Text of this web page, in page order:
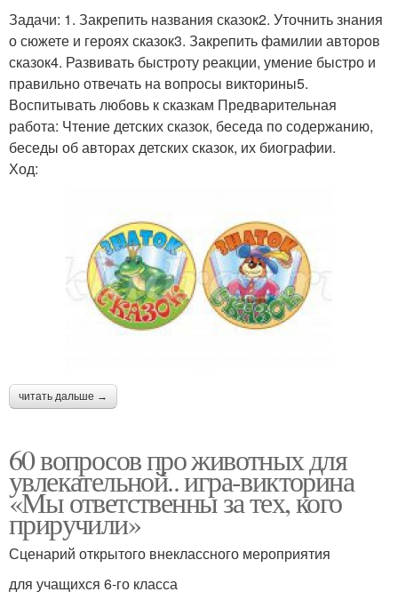
Задачи: 1. Закрепить названия сказок2. Уточнить знания
о сюжете и героях сказок3. Закрепить фамилии авторов
сказок4. Развивать быстроту реакции, умение быстро и
правильно отвечать на вопросы викторины5.
Воспитывать любовь к сказкам Предварительная
работа: Чтение детских сказок, беседа по содержанию,
беседы об авторах детских сказок, их биографии.
Ход:
читать дальше →
60 вопросов про животных для
увлекательной.. игра-викторина
«Мы ответственны за тех, кого
приручили»
Сценарий открытого внеклассного мероприятия
для учащихся 6-го класса